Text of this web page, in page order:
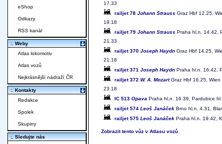
17.33
railjet 78 Johann Strauss Graz Hbf 12.25,
19.18
railjet 79 Johann Strauss Praha hl.n. 14.42,
21.33
railjet 370 Joseph Haydn Graz Hbf 14.25,
21.18
railjet 371 Joseph Haydn Praha hl.n. 16.42,
railjet 372 W. A. MozartGraz Hbf 16.25, Wien
23.18
IC 513 Opava Praha hl.n. 16.39, Pardubice
railjet 574 Leoš Janáček Brno hl.n. 4.31,
railjet 575 Leoš Janáček Praha hl.n. 19.42,
Zobrazit tento vůz v Atlasu vozů
eShop
Odkazy
RSS kanál
:. Weby
Atlas lokomotiv
Atlas vozů
Nejkrásnější nádraží ČR
:. Kontakty
Redakce
Spolek
Skupiny
:. Sledujte nás